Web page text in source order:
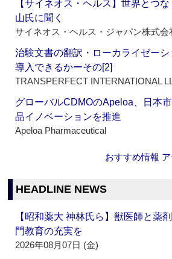
【サイネオス・ヘルス】世界とつ
山氏に聞く
サイネオス・ヘルス・ジャパン株式会
治験文書の翻訳・ローカライゼー
導入できるかーその[2]
TRANSPERFECT INTERNATIONAL
グローバルCDMOのApeloa、日本
品イノベーションを推進
Apeloa Pharmaceutical
おすすめ情報
HEADLINE NEWS
【昭和薬大 神林氏ら】獣医師と薬
門教育の充実を
2026年08月07日 (金)